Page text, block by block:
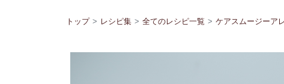
トップ レシピ集 全てのレシピ一覧 ケアスムージーア